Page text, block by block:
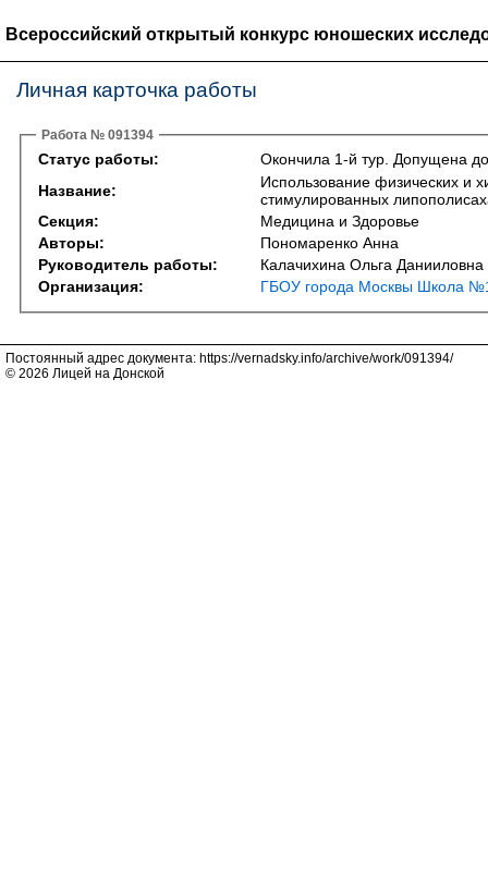
Всероссийский открытый конкурс юношеских
Личная карточка работы
Работа № 091394
Статус работы:
Окончила 1-й тур. Допущена
Название:
Использование физических и
стимулированных
Секция:
Медицина и Здоровье
Авторы:
Пономаренко Анна
Руководитель работы:
Калачихина Ольга Данииловна
Организация:
ГБОУ города Москвы Школа
Постоянный адрес документа: https://vernadsky.info/archive/work/091394/
© 2026 Лицей на Донской